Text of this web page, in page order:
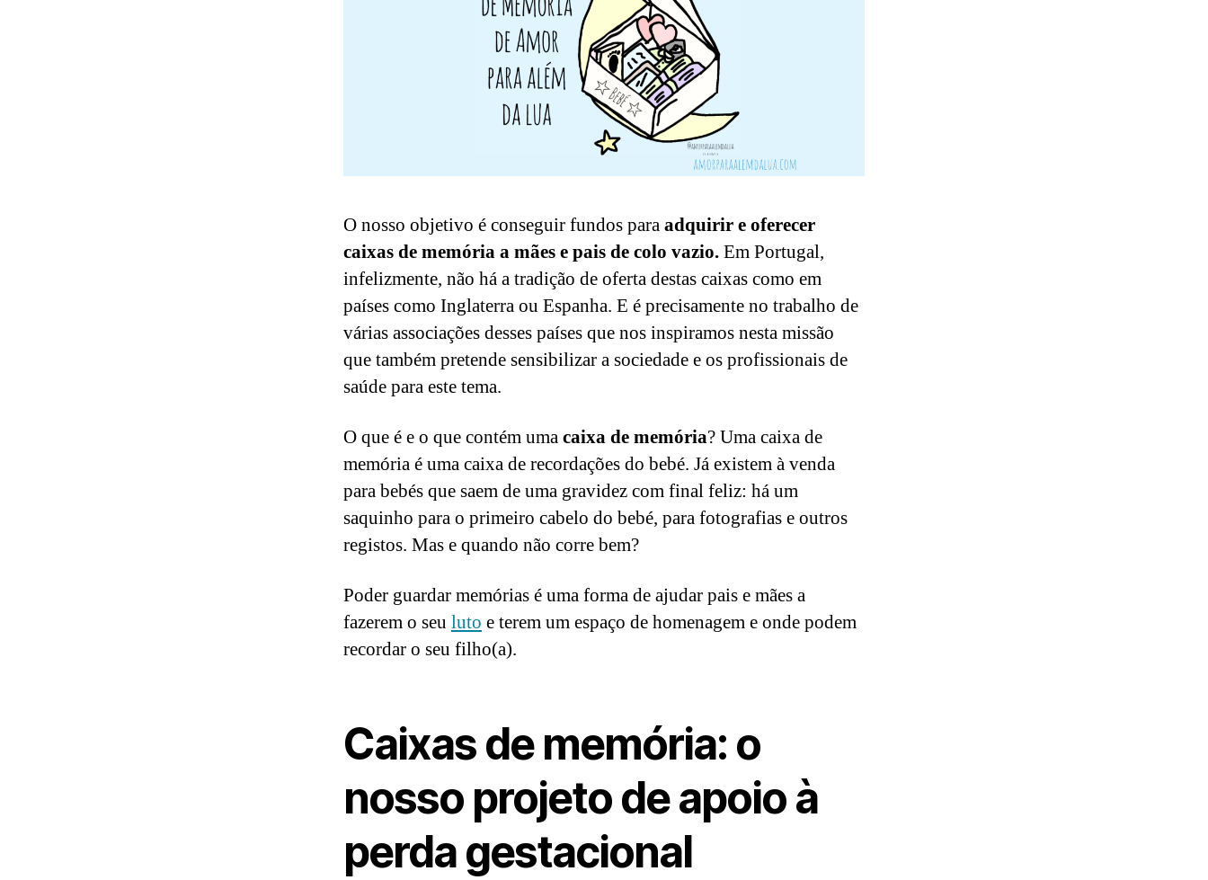
O nosso objetivo é conseguir fundos paraadquirir e oferecer
caixas de memória a mães e pais de colo vazio.Em Portugal,
infelizmente, não há a tradição de oferta destas caixas como em
países como Inglaterra ou Espanha. E é precisamente no trabalho de
várias associações desses países que nos inspiramos nesta missão
que também pretende sensibilizar a sociedade e os profissionais de
saúde para este tema.
O que é e o que contém umacaixa de memória? Uma caixa de
memória é uma caixa de recordações do bebé. Já existem à venda
para bebés que saem de uma gravidez com final feliz: há um
saquinho para o primeiro cabelo do bebé, para fotografias e outros
registos. Mas e quando não corre bem?
Poder guardar memórias é uma forma de ajudar pais e mães a
fazerem o seu luto e terem um espaço de homenagem e onde podem
recordar o seu filho(a).
Caixas de memória: o
nosso projeto de apoio à
perda gestacional